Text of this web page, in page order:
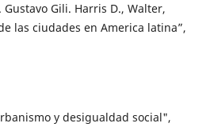
Gili. Harris D., Walter,
las ciudades en America latina”,
y desigualdad social",